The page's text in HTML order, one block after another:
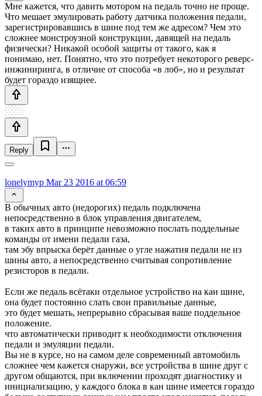
Мне кажется, что давить мотором на педаль точно не проще.
Что мешает эмулировать работу датчика положения педали,
зарегистрировавшись в шине под тем же адресом? Чем это
сложнее монстроузной конструкции, давящей на педаль
физически? Никакой особой защиты от такого, как я
понимаю, нет. Понятно, что это потребует некоторого реверс-
инжиниринга, в отличие от способа «в лоб», но и результат
будет гораздо изящнее.
Reply
lonelymyp Mar 23 2016 at 06:59
В обычных авто (недорогих) педаль подключена
непосредственно в блок управления двигателем,
в таких авто в принципе невозможно послать поддельные
команды от имени педали газа,
там эбу впрыска берёт данные о угле нажатия педали не из
шины авто, а непосредственно считывая сопротивление
резисторов в педали.
Если же педаль всётаки отдельное устройство на кан шине,
она будет постоянно слать свои правильные данные,
это будет мешать, непрерывно сбрасывая ваше поддельное
положение.
что автоматически приводит к необходимости отключения
педали и эмуляции педали.
Вы не в курсе, но на самом деле современный автомобиль
сложнее чем кажется снаружи, все устройства в шине друг с
другом общаются, при включении проходят диагностику и
инициализацию, у каждого блока в кан шине имеется гораздо